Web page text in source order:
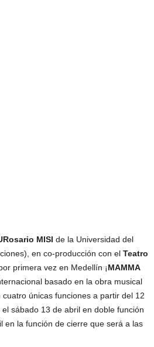
MISI de la Universidad del
en co-producción con el Teatro
primera vez en Medellín ¡MAMMA
basado en la obra musical
cuatro únicas funciones a partir del 12
sábado 13 de abril en doble función
en la función de cierre que será a las